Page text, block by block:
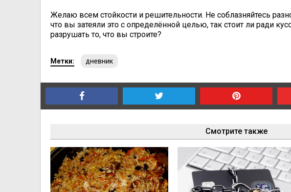
Желаю всем стойкости и решительности. Не соблазняйтесь
что вы затеяли это с определённой целью, так стоит ли ради
разрушать то, что вы строите?
Метки: дневник
Смотрите также